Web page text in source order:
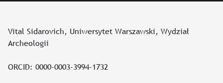
Vital Sidarovich, Uniwersytet Warszawski, Wydział
Archeologii
ORCID: 0000-0003-3994-1732